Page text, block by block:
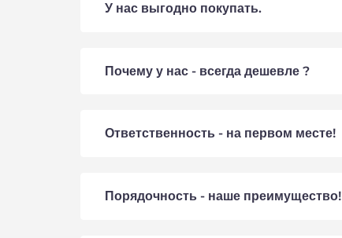
У нас выгодно покупать.
Почему у нас - всегда дешевле ?
Ответственность - на первом месте!
Порядочность - наше преимущество!